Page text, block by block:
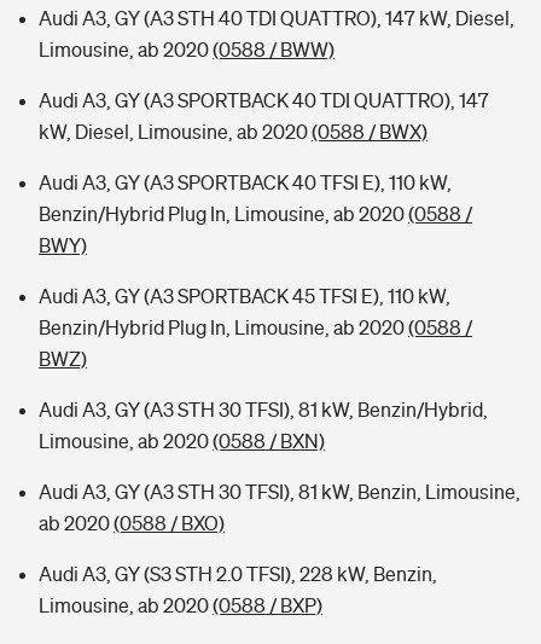
Audi A3, GY (A3 STH 40 TDI QUATTRO), 147 kW, Diesel,
Limousine, ab 2020(0588 / BWW)
Audi A3, GY (A3 SPORTBACK 40 TDI QUATTRO), 147
kW, Diesel, Limousine, ab 2020(0588 / BWX)
Audi A3, GY (A3 SPORTBACK 40 TFSI E), 110 kW,
Benzin/Hybrid Plug In, Limousine, ab 2020(0588 /
BWY)
Audi A3, GY (A3 SPORTBACK 45 TFSI E), 110 kW,
Benzin/Hybrid Plug In, Limousine, ab 2020(0588 /
BWZ)
Audi A3, GY (A3 STH 30 TFSI), 81 kW, Benzin/Hybrid,
Limousine, ab 2020(0588 / BXN)
Audi A3, GY (A3 STH 30 TFSI), 81 kW, Benzin, Limousine,
ab 2020(0588 / BXO)
Audi A3, GY (S3 STH 2.0 TFSI), 228 kW, Benzin,
Limousine, ab 2020(0588 / BXP)